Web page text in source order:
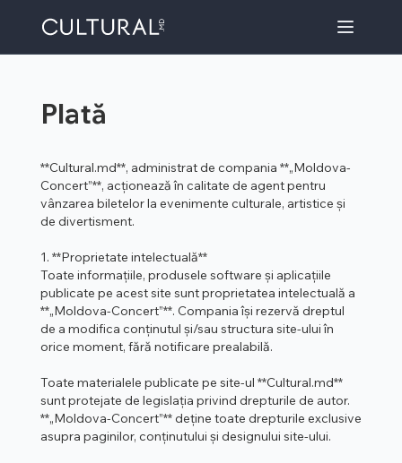
Plată
**Cultural.md**, administrat de compania **„Moldova-
Concert”**, acționează în calitate de agent pentru
vânzarea biletelor la evenimente culturale, artistice și
de divertisment.
1. **Proprietate intelectuală**
Toate informațiile, produsele software și aplicațiile
publicate pe acest site sunt proprietatea intelectuală a
**„Moldova-Concert”**. Compania își rezervă dreptul
de a modifica conținutul și/sau structura site-ului în
orice moment, fără notificare prealabilă.
Toate materialele publicate pe site-ul **Cultural.md**
sunt protejate de legislația privind drepturile de autor.
**„Moldova-Concert”** deține toate drepturile exclusive
asupra paginilor, conținutului și designului site-ului.